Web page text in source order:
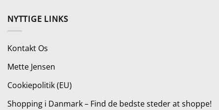
NYTTIGE LINKS
Kontakt Os
Mette Jensen
Cookiepolitik (EU)
Shopping i Danmark – Find de bedste steder at shoppe!